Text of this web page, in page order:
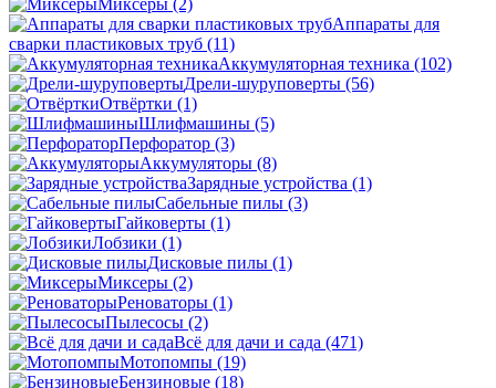
Миксеры (2)
Аппараты для
сварки пластиковых труб (11)
Аккумуляторная техника (102)
Дрели-шуруповерты (56)
Отвёртки (1)
Шлифмашины (5)
Перфоратор (3)
Аккумуляторы (8)
Зарядные устройства (1)
Сабельные пилы (3)
Гайковерты (1)
Лобзики (1)
Дисковые пилы (1)
Миксеры (2)
Реноваторы (1)
Пылесосы (2)
Всё для дачи и сада (471)
Мотопомпы (19)
Бензиновые (18)